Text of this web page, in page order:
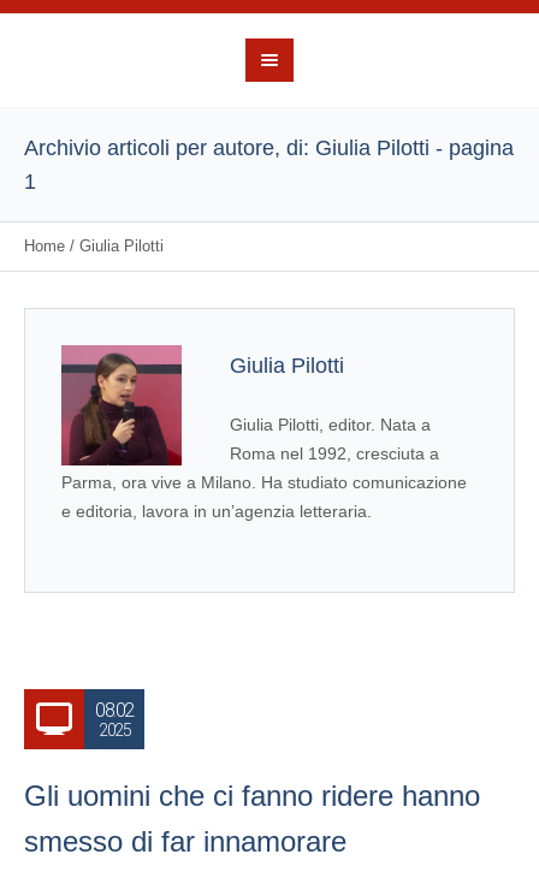
Archivio articoli per autore, di: Giulia Pilotti - pagina
1
Home / Giulia Pilotti
Giulia Pilotti
Giulia Pilotti, editor. Nata a
Roma nel 1992, cresciuta a
Parma, ora vive a Milano. Ha studiato comunicazione
e editoria, lavora in un’agenzia letteraria.
08.02
2025
Gli uomini che ci fanno ridere hanno
smesso di far innamorare